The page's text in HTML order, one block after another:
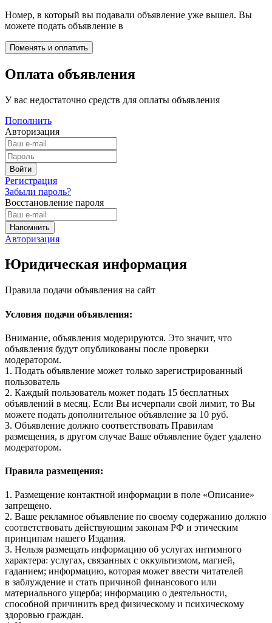
Номер, в который вы подавали объявление уже вышел. Вы
можете подать объявление в
Оплата объявления
У вас недостаточно средств для оплаты объявления
Пополнить
Авторизация
Регистрация
Забыли пароль?
Восстановление пароля
Авторизация
Юридическая информация
Правила подачи объявления на сайт
Условия подачи объявления:
Внимание, объявления модерируются. Это значит, что
объявления будут опубликованы после проверки
модератором.
1. Подать объявление может только зарегистрированный
пользователь
2. Каждый пользователь может подать 15 бесплатных
объявлений в месяц. Если Вы исчерпали свой лимит, то Вы
можете подать дополнительное объявление за 10 руб.
3. Объявление должно соответствовать Правилам
размещения, в другом случае Ваше объявление будет удалено
модератором.
Правила размещения:
1. Размещение контактной информации в поле «Описание»
запрещено.
2. Ваше рекламное объявление по своему содержанию должно
соответствовать действующим законам РФ и этическим
принципам нашего Издания.
3. Нельзя размещать информацию об услугах интимного
характера: услугах, связанных с оккультизмом, магией,
гаданием; информацию, которая может ввести читателей
в заблуждение и стать причиной финансового или
материального ущерба; информацию о деятельности,
способной причинить вред физическому и психическому
здоровью граждан.